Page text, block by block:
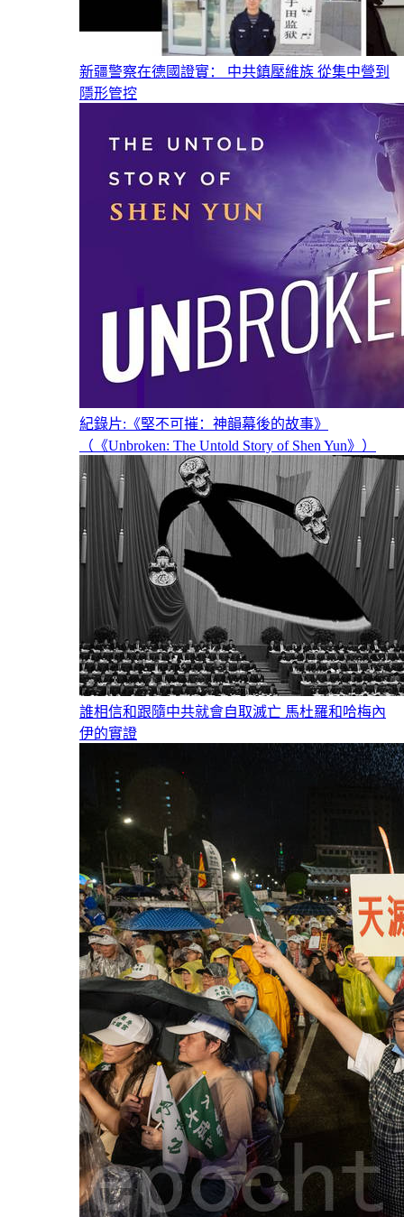
新疆警察在德國證實： 中共鎮壓維族 從集中營到
隱形管控
紀錄片:《堅不可摧：神韻幕後的故事》
（《Unbroken: The Untold Story of Shen Yun》）
誰相信和跟隨中共就會自取滅亡 馬杜羅和哈梅內
伊的實證